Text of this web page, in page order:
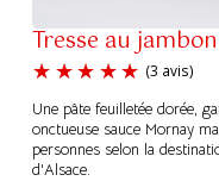
Tresse au
Une pâte feuilletée dorée,
onctueuse sauce Mornay
personnes selon la
d'Alsace.